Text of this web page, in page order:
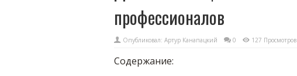
профессионалов
Опубликовал: Артур Канапацкий 0 127 Просмотров
Содержание: